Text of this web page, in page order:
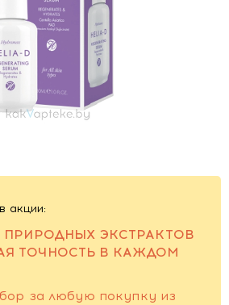
акции:
ПРИРОДНЫХ ЭКСТРАКТОВ
ТОЧНОСТЬ В КАЖДОМ
за любую покупку из